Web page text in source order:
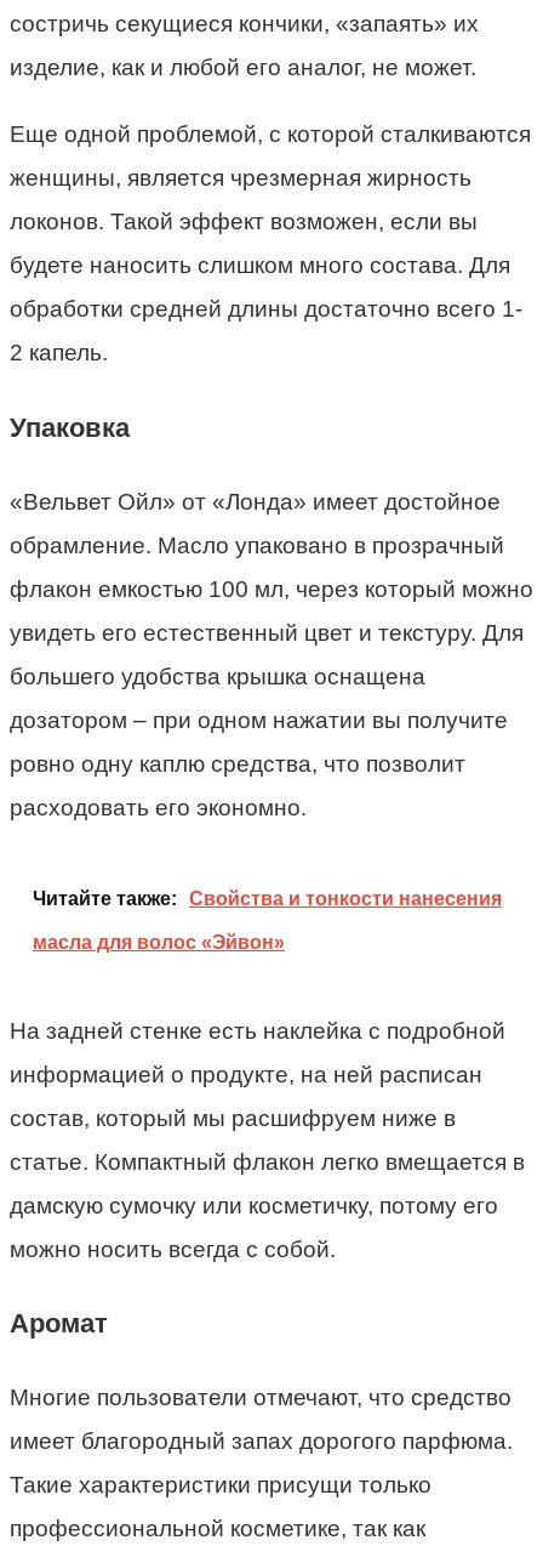
состричь секущиеся кончики, «запаять» их
изделие, как и любой его аналог, не может.
Еще одной проблемой, с которой сталкиваются
женщины, является чрезмерная жирность
локонов. Такой эффект возможен, если вы
будете наносить слишком много состава. Для
обработки средней длины достаточно всего 1-
2 капель.
Упаковка
«Вельвет Ойл» от «Лонда» имеет достойное
обрамление. Масло упаковано в прозрачный
флакон емкостью 100 мл, через который можно
увидеть его естественный цвет и текстуру. Для
большего удобства крышка оснащена
дозатором – при одном нажатии вы получите
ровно одну каплю средства, что позволит
расходовать его экономно.
Читайте также: Свойства и тонкости нанесения
масла для волос «Эйвон»
На задней стенке есть наклейка с подробной
информацией о продукте, на ней расписан
состав, который мы расшифруем ниже в
статье. Компактный флакон легко вмещается в
дамскую сумочку или косметичку, потому его
можно носить всегда с собой.
Аромат
Многие пользователи отмечают, что средство
имеет благородный запах дорогого парфюма.
Такие характеристики присущи только
профессиональной косметике, так как